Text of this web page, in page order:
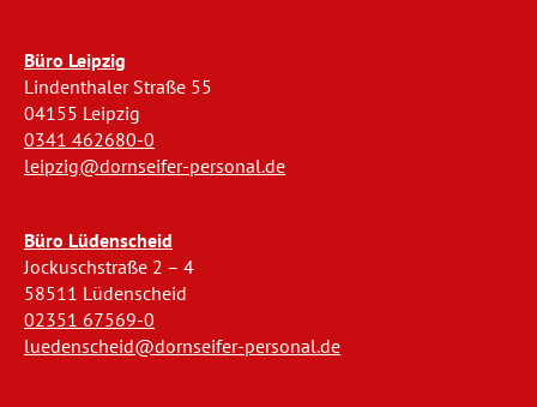
Büro Leipzig
Lindenthaler Straße 55
04155 Leipzig
0341 462680-0
leipzig@dornseifer-personal.de
Büro Lüdenscheid
Jockuschstraße 2 – 4
58511 Lüdenscheid
02351 67569-0
luedenscheid@dornseifer-personal.de